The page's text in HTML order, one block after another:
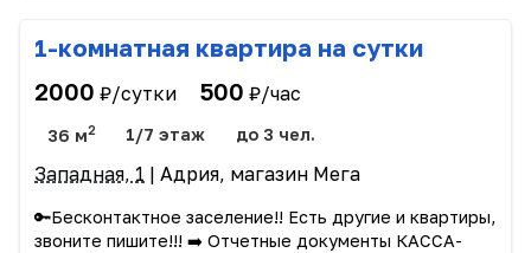
1-комнатная квартира на сутки
2000 ₽/сутки 500 ₽/час
36 м2 1/7 этаж до 3 чел.
Западная, 1 | Адрия, магазин Мега
🔑Бесконтактное заселение!! Есть другие и квартиры,
звоните пишите!!! ➡️ Отчетные документы КАССА-